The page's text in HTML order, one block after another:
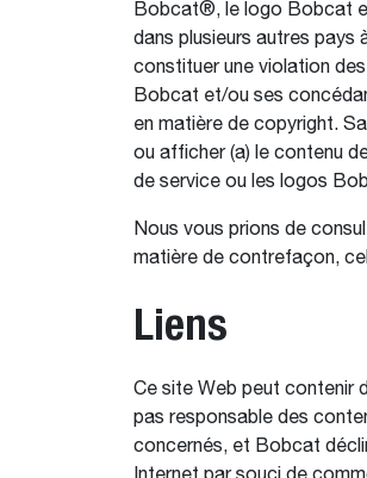
Bobcat®, le logo Bobcat
dans plusieurs autres
constituer une violation
Bobcat et/ou ses
en matière de copyright.
ou afficher (a) le contenu
de service ou les logos
Nous vous prions de
matière de contrefaçon,
Liens
Ce site Web peut contenir
pas responsable des
concernés, et Bobcat